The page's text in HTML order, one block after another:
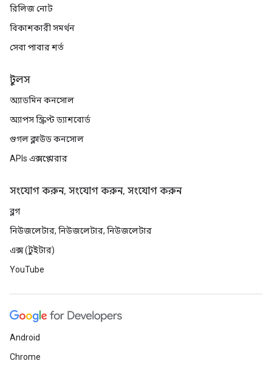
রিলিজ নোট
বিকাশকারী সমর্থন
সেবা পাবার শর্ত
টুলস
অ্যাডমিন কনসোল
অ্যাপস স্ক্রিপ্ট ড্যাশবোর্ড
গুগল ক্লাউড কনসোল
APIs এক্সপ্লোরার
সংযোগ করুন, সংযোগ করুন, সংযোগ করুন
ব্লগ
নিউজলেটার, নিউজলেটার, নিউজলেটার
এক্স (টুইটার)
YouTube
Android
Chrome